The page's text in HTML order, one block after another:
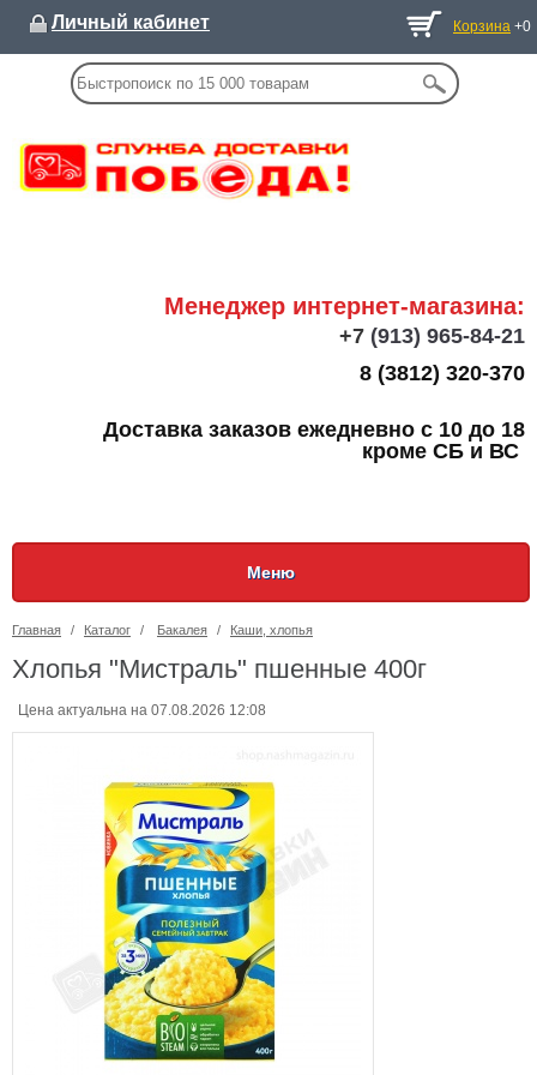
Личный кабинет Корзина +0
Менеджер интернет-магазина:
+7 (913) 965-84-21
8 (3812) 320-370
Доставка заказов ежедневно с 10 до 18
кроме СБ и ВС
Меню
Главная / Каталог / Бакалея / Каши, хлопья
Хлопья "Мистраль" пшенные 400г
Цена актуальна на 07.08.2026 12:08